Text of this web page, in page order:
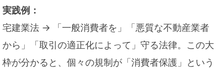
実践例：
宅建業法 → 「一般消費者を」「悪質な不動産業者
から」「取引の適正化によって」守る法律。この大
枠が分かると、個々の規制が「消費者保護」という